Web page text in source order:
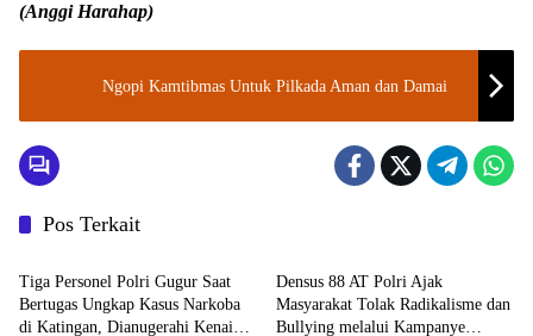
(Anggi Harahap)
Ngopi Kamtibmas Untuk Pilkada Aman dan Damai
Pos Terkait
TNI - POLRI
Tiga Personel Polri Gugur Saat
Bertugas Ungkap Kasus Narkoba
di Katingan, Dianugerahi Kenaikan
Densus 88 AT Polri Ajak
Masyarakat Tolak Radikalisme dan
Bullying melalui Kampanye